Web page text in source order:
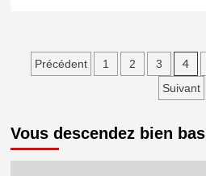
La
Raie
du
Pagination
Précédent 1 2 3 4
Suivant
Vous descendez bien bas